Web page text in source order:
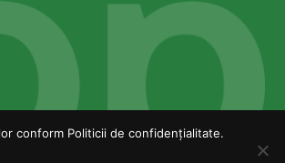
conform Politicii de confidențialitate.